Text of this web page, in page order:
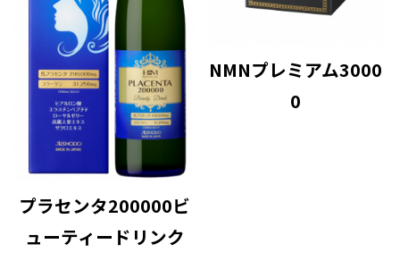
プラセンタ200000ビ
ューティードリンク
NMNプレミアム3000
0